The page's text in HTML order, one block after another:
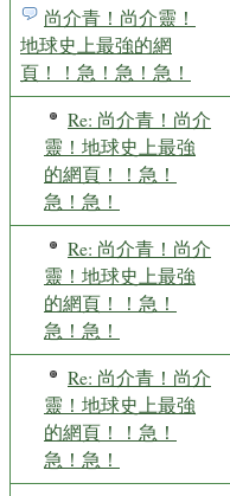
尚介青！尚介靈！
地球史上最強的網
頁！！急！急！急！
Re: 尚介青！尚介
靈！地球史上最強
的網頁！！急！
急！急！
Re: 尚介青！尚介
靈！地球史上最強
的網頁！！急！
急！急！
Re: 尚介青！尚介
靈！地球史上最強
的網頁！！急！
急！急！